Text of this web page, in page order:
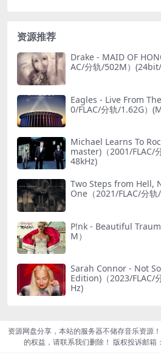
资源推荐
Drake - MAID OF
AC/分轨/502M）
Eagles - Live From
0/FLAC/分轨/1.62G）
Michael Learns To
master)（2001/FLAC/
48kHz)
Two Steps from Hell,
One（2021/FLAC/分轨/
P!nk - Beautiful
M）
Sarah Connor - Not
Edition)（2023/FLAC/
Hz)
资源网盘分享，本站的服务器不储存音乐资源
的权益，请联系我们删除！ 版权投诉邮